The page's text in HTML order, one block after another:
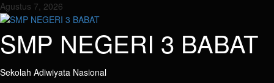
Skip
to
Agustus 7, 2026
SMP NEGERI 3 BABAT
Sekolah Adiwiyata Nasional